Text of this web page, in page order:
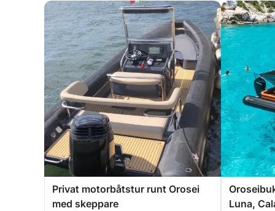
Privat motorbåtstur runt Orosei
med skeppare
Luna,